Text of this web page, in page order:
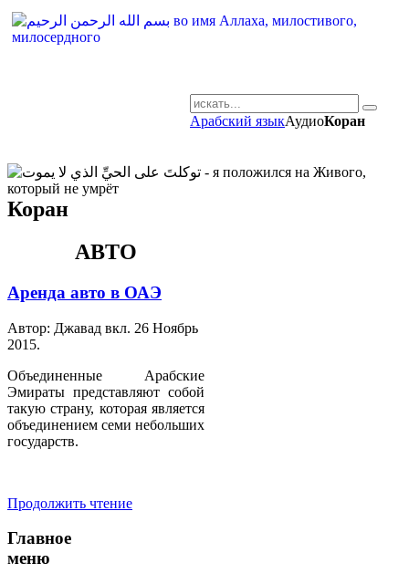
Арабский языкАудиоКоран
Коран
АВТО
Аренда авто в ОАЭ
Автор: Джавад вкл. 26 Ноябрь
2015.
Объединенные Арабские
Эмираты представляют собой
такую страну, которая является
объединением семи небольших
государств.
Продолжить чтение
Главное
меню